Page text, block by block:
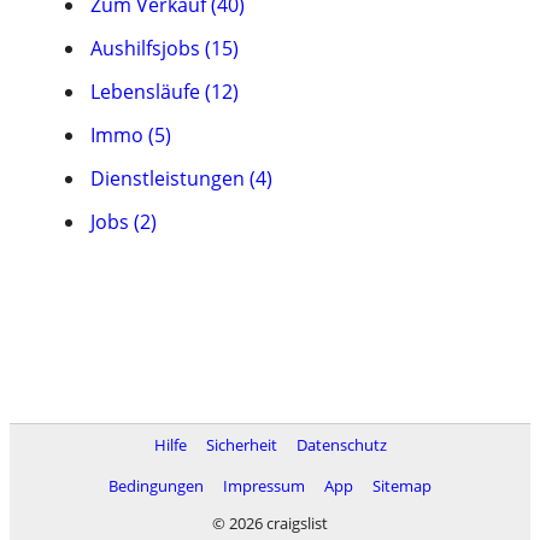
Aushilfsjobs (15)
Lebensläufe (12)
Immo (5)
Dienstleistungen (4)
Jobs (2)
Hilfe Sicherheit
Datenschutz
Bedingungen
Impressum App
Sitemap
© 2026 craigslist